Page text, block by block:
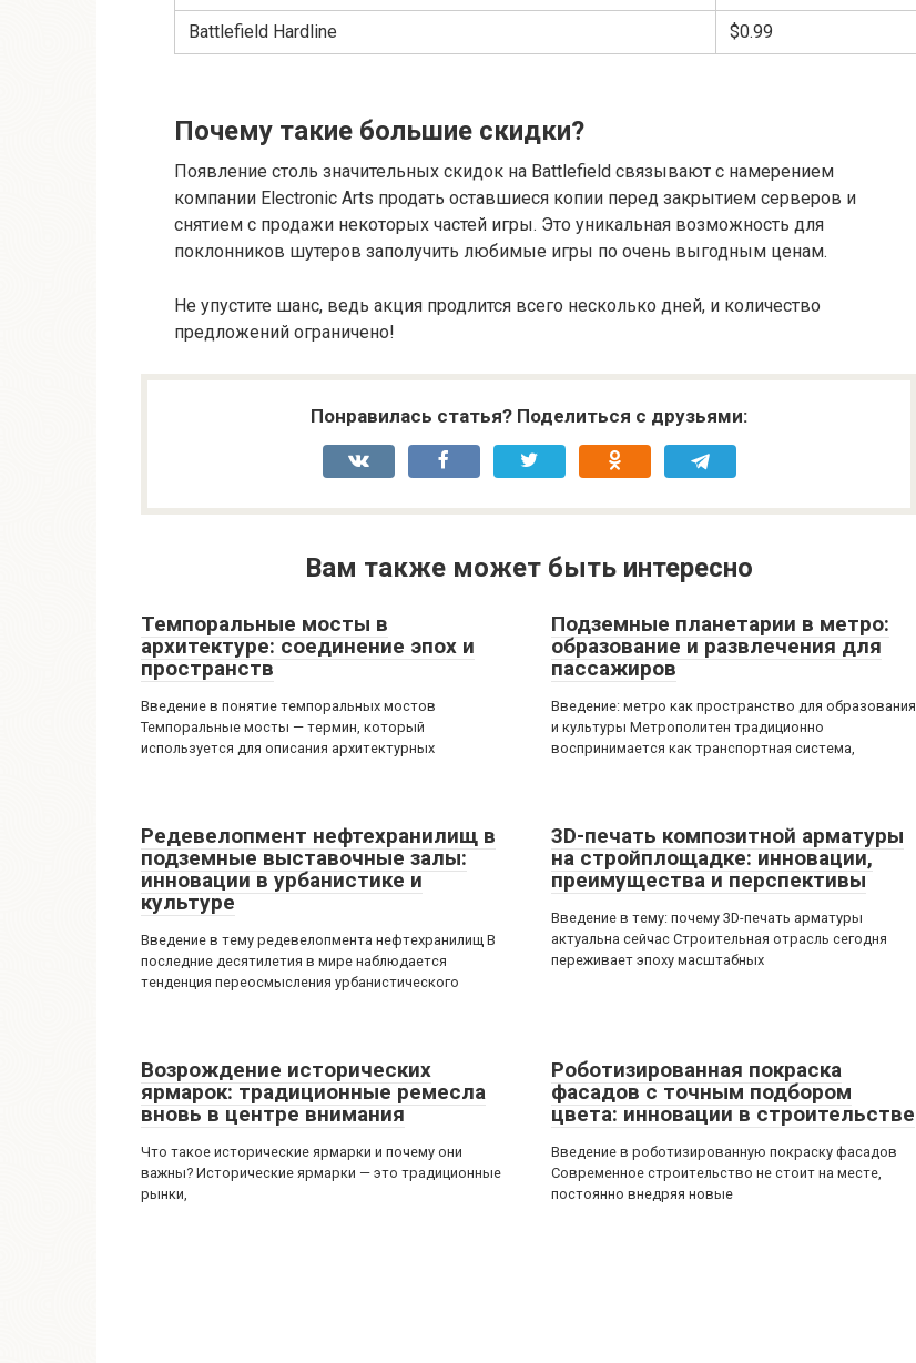
Battlefield Hardline $0.99
Почему такие большие скидки?
Появление столь значительных скидок на Battlefield связывают с намерением
компании Electronic Arts продать оставшиеся копии перед закрытием серверов и
снятием с продажи некоторых частей игры. Это уникальная возможность для
поклонников шутеров заполучить любимые игры по очень выгодным ценам.
Не упустите шанс, ведь акция продлится всего несколько дней, и количество
предложений ограничено!
Понравилась статья? Поделиться с друзьями:
Вам также может быть интересно
Темпоральные мосты в
архитектуре: соединение эпох и
пространств
Введение в понятие темпоральных мостов
Темпоральные мосты — термин, который
используется для описания архитектурных
Подземные планетарии в метро:
образование и развлечения для
пассажиров
Введение: метро как пространство для образования
и культуры Метрополитен традиционно
воспринимается как транспортная система,
Редевелопмент нефтехранилищ в
подземные выставочные залы:
инновации в урбанистике и
культуре
Введение в тему редевелопмента нефтехранилищ В
последние десятилетия в мире наблюдается
тенденция переосмысления урбанистического
3D-печать композитной арматуры
на стройплощадке: инновации,
преимущества и перспективы
Введение в тему: почему 3D-печать арматуры
актуальна сейчас Строительная отрасль сегодня
переживает эпоху масштабных
Возрождение исторических
ярмарок: традиционные ремесла
вновь в центре внимания
Что такое исторические ярмарки и почему они
важны? Исторические ярмарки — это традиционные
рынки,
Роботизированная покраска
фасадов с точным подбором
цвета: инновации в строительстве
Введение в роботизированную покраску фасадов
Современное строительство не стоит на месте,
постоянно внедряя новые